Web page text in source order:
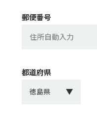
郵便番号
都道府県